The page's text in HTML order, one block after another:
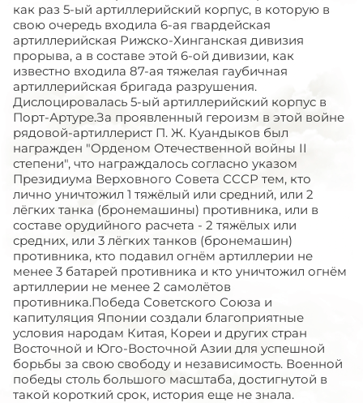
как раз 5-ый артиллерийский корпус, в которую в
свою очередь входила 6-ая гвардейская
артиллерийская Рижско-Хинганская дивизия
прорыва, а в составе этой 6-ой дивизии, как
известно входила 87-ая тяжелая гаубичная
артиллерийская бригада разрушения.
Дислоцировалась 5-ый артиллерийский корпус в
Порт-Артуре.За проявленный героизм в этой войне
рядовой-артиллерист П. Ж. Куандыков был
награжден "Орденом Отечественной войны II
степени", что награждалось согласно указом
Президиума Верховного Совета СССР тем, кто
лично уничтожил 1 тяжёлый или средний, или 2
лёгких танка (бронемашины) противника, или в
составе орудийного расчета - 2 тяжёлых или
средних, или 3 лёгких танков (бронемашин)
противника, кто подавил огнём артиллерии не
менее 3 батарей противника и кто уничтожил огнём
артиллерии не менее 2 самолётов
противника.Победа Советского Союза и
капитуляция Японии создали благоприятные
условия народам Китая, Кореи и других стран
Восточной и Юго-Восточной Азии для успешной
борьбы за свою свободу и независимость. Военной
победы столь большого масштаба, достигнутой в
такой короткий срок, история еще не знала.